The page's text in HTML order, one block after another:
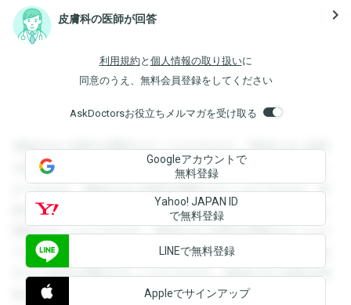
皮膚科の医師が回答 navigate_next
利用規約 と 個人情報の取り扱いに
同意のうえ、無料会員登録をしてください
AskDoctorsお役立ちメルマガを受け取る
登録すると回答を閲覧することができます。登録すると回答
を閲覧することができます。登録すると回答を閲覧すること
ができます。登録すると回答を閲覧することができます。登
録すると回答を閲覧することができます。登録すると回答を
閲覧することができます。登録すると回答を閲覧することが
できます。登録すると回答を閲覧することができます。登録
すると回答を閲覧することができます。登録すると回答を閲
覧することができます。
Googleアカウントで
無料登録
Yahoo! JAPAN ID
で無料登録
LINEで無料登録
Appleでサインアップ